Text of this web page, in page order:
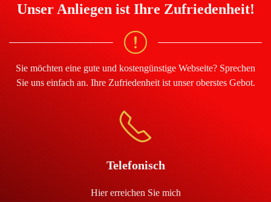
Unser Anliegen ist Ihre Zufriedenheit!
Sie möchten eine gute und kostengünstige Webseite? Sprechen
Sie uns einfach an. Ihre Zufriedenheit ist unser oberstes Gebot.
Telefonisch
Hier erreichen Sie mich